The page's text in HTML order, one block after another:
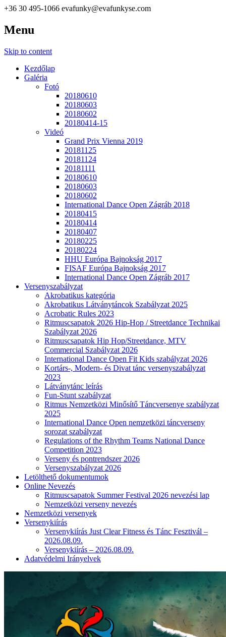
+36 30 495-1066 evafunky@evafunkyse.com
Táncversenye
Ritmuscsapatok Országos Táncversenye és a Hip-Hop Unite
Menu
Skip to content
Kezdőlap
Galéria
Fotó
20180610
20180603
20180602
20180414-15
Videó
Grand Prix Vienna 2019
20181125
20181124
20181111
20180610
20180603
20180602
International Dance Open Zágráb 2018
20180415
20180414
20180407
20180225
20180224
HHU Európa Bajnokság 2017
FISAF Európa Bajnokság 2017
International Dance Open Zágráb 2017
Versenyszabályzat
Akrobatikus kategória
Akrobatikus Látványtáncok Szabályzat 2025
Acrobatic Rules 2023
Ritmuscsapatok 2026 Hip-Hop / Streetdance Technikai
Szabályzat 2026
Ritmuscsapatok Hip Hop/Streetdance, MTV
Commercial Szabályzat 2026
International Dance Open Fit Kids szabályzat 2026
Kortárs-, Modern- és Divat tánc versenyszabályzat
2023
Látványtánc leírás
Fun-Stunt szabályzat
Ritmus Nemzetközi Minősítő Táncversenye szabályzat
2025
International Dance Open nemzetközi táncverseny
sorozat szabályzat
Regulations of the Rhythm Teams National Dance
Competition 2023
Verseny és pontrendszer 2026
Versenyszabályzat 2026
Letölthető dokumentumok
Online Nevezés
Ritmuscsapatok Summer Festival 2026 nevezési lap
Nemzetközi verseny nevezés
Nemzetközi versenyek
Versenykiírás
Versenykiírás Just Clear Fitness és Tánc Fesztivál –
2026.08.09.
Versenykiírás – 2026.08.09.
Adatvédelmi Irányelvek